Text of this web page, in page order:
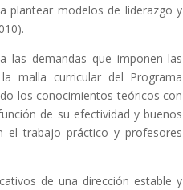
plantear modelos de liderazgo y
las demandas que imponen las
malla curricular del Programa
los conocimientos teóricos con
de su efectividad y buenos
el trabajo práctico y profesores
de una dirección estable y